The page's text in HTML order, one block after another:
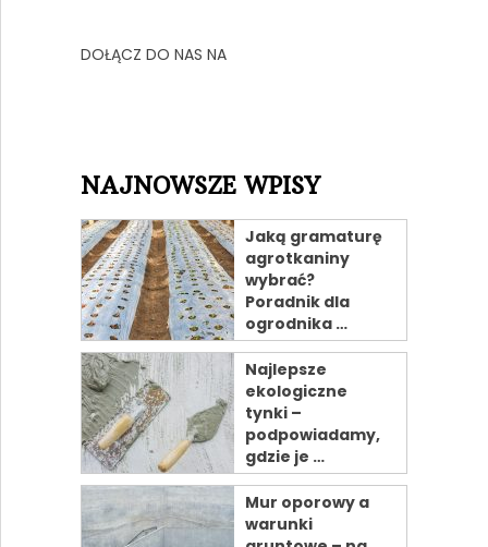
DOŁĄCZ DO NAS NA
NAJNOWSZE WPISY
Jaką gramaturę
agrotkaniny
wybrać?
Poradnik dla
ogrodnika …
Najlepsze
ekologiczne
tynki –
podpowiadamy,
gdzie je …
Mur oporowy a
warunki